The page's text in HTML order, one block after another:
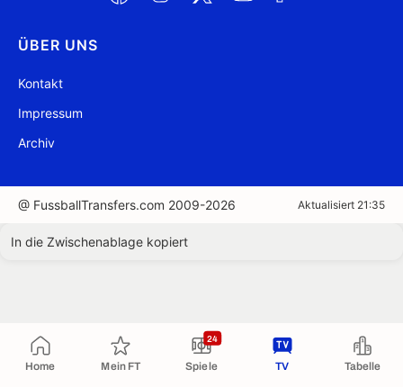
Home Mein FT Spiele
24
TV Tabelle
ÜBER UNS
Kontakt
Impressum
Archiv
@ FussballTransfers.com 2009-2026 Aktualisiert 21:35
In die Zwischenablage kopiert